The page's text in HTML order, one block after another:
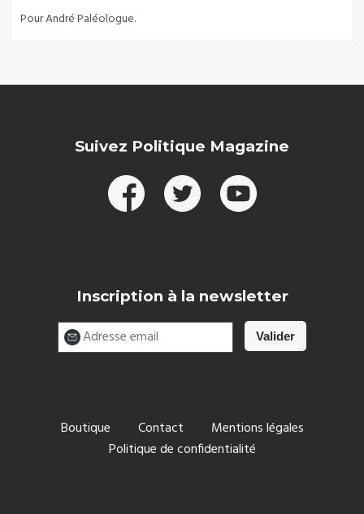
Pour André Paléologue.
Suivez Politique Magazine
Inscription à la newsletter
Boutique Contact
Mentions légales
Politique de confidentialité